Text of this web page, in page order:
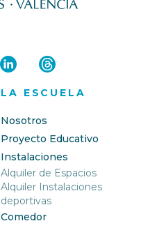
LA ESCUELA
Nosotros
Proyecto Educativo
Instalaciones
Alquiler de Espacios
Alquiler Instalaciones
deportivas
Comedor